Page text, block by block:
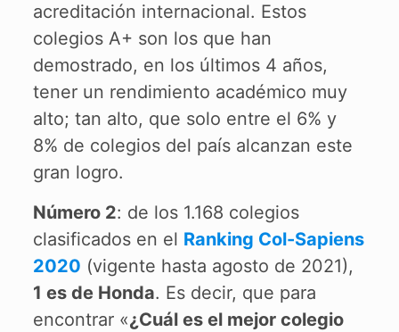
acreditación internacional. Estos
colegios A+ son los que han
demostrado, en los últimos 4 años,
tener un rendimiento académico muy
alto; tan alto, que solo entre el 6% y
8% de colegios del país alcanzan este
gran logro.
Número 2: de los 1.168 colegios
clasificados en el Ranking Col-Sapiens
2020 (vigente hasta agosto de 2021),
1 es de Honda. Es decir, que para
encontrar «¿Cuál es el mejor colegio